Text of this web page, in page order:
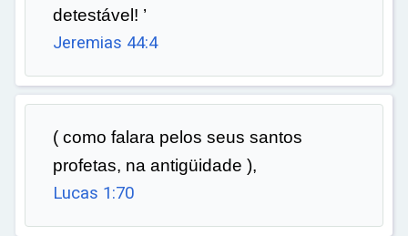
detestável! ’
Jeremias 44:4
( como falara pelos seus santos
profetas, na antigüidade ),
Lucas 1:70